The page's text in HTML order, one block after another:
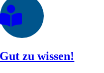
Gut zu wissen!